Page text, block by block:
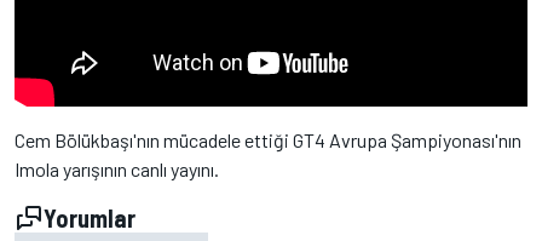
Cem Bölükbaşı'nın mücadele ettiği GT4 Avrupa Şampiyonası'nın
Imola yarışının canlı yayını.
Yorumlar